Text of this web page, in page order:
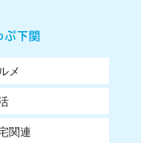
ぷ下関
メ
関連